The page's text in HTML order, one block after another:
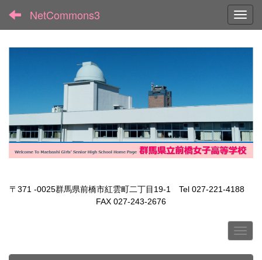
NetCommons3
〒371 -0025群馬県前橋市紅雲町二丁目19-1 Tel 027-221-4188
FAX 027-243-2676